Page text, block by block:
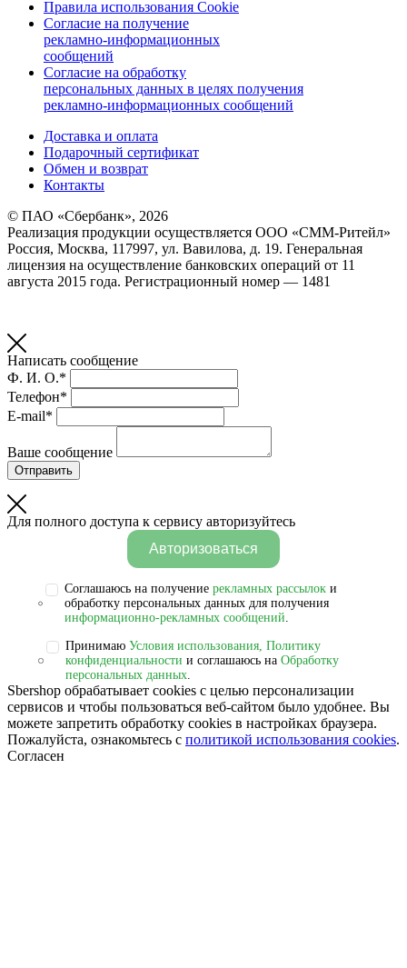
Правила использования Cookie
Согласие на получение
рекламно-информационных
сообщений
Согласие на обработку
персональных данных в целях получения
рекламно-информационных сообщений
Доставка и оплата
Подарочный сертификат
Обмен и возврат
Контакты
© ПАО «Сбербанк», 2026
Реализация продукции осуществляется ООО «СММ-Ритейл»
Россия, Москва, 117997, ул. Вавилова, д. 19. Генеральная
лицензия на осуществление банковских операций от 11
августа 2015 года. Регистрационный номер — 1481
Написать сообщение
Ф. И. О.*
Телефон*
E-mail*
Ваше сообщение
Отправить
Для полного доступа к сервису авторизуйтесь
Авторизоваться
Соглашаюсь на получениерекламных рассылок и
обработку персональных данных для получения
информационно-рекламных сообщений
Принимаю Условия использования, Политику
конфиденциальности и соглашаюсь на Обработку
персональных данных.
Sbershop обрабатывает cookies с целью персонализации
сервисов и чтобы пользоваться веб-сайтом было удобнее. Вы
можете запретить обработку сookies в настройках браузера.
Пожалуйста, ознакомьтесь с политикой использования cookies.
Согласен